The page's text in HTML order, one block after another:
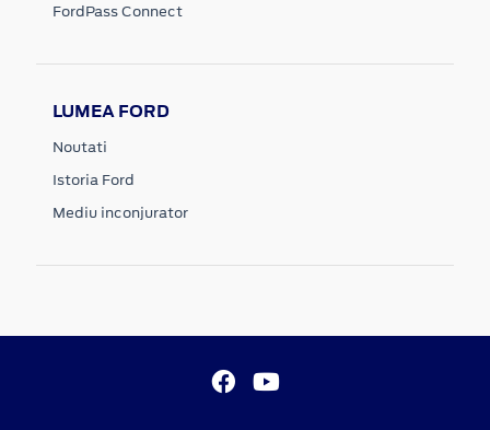
FordPass Connect
LUMEA FORD
Noutati
Istoria Ford
Mediu inconjurator